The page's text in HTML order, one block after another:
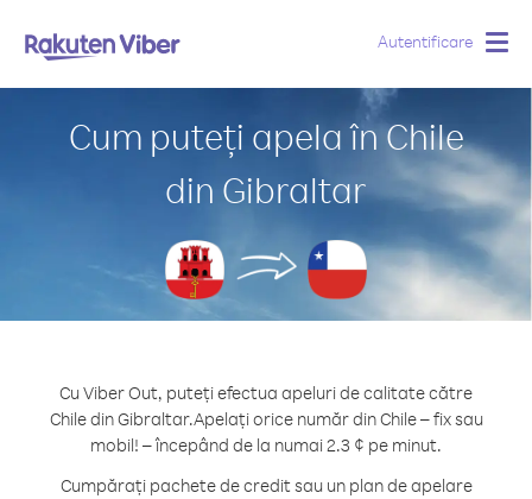
Autentificare
Cum puteți apela în Chile
din Gibraltar
Cu Viber Out, puteți efectua apeluri de calitate către
Chile din Gibraltar.Apelați orice număr din Chile – fix sau
mobil! – începând de la numai 2.3 ¢ pe minut.
Cumpărați pachete de credit sau un plan de apelare